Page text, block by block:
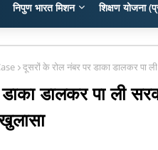
निपुण भारत मिशन शिक्षण योजना
दूसरों के रोल नंबर पर डाका डालकर पा
डालकर पा ली